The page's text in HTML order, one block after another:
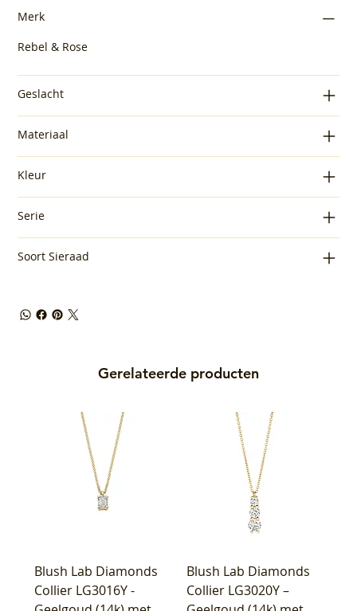
Merk
Rebel & Rose
Geslacht
Materiaal
Kleur
Serie
Soort Sieraad
Gerelateerde producten
Blush Lab Diamonds
Collier LG3016Y -
Blush Lab Diamonds
Collier LG3020Y –